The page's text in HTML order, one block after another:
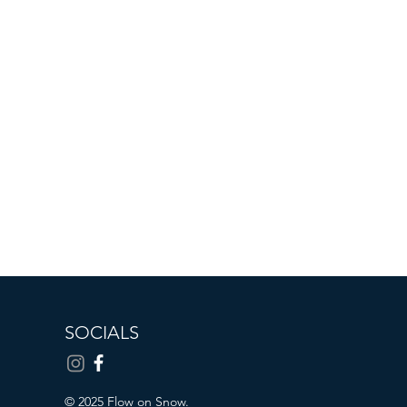
SOCIALS
© 2025 Flow on Snow.